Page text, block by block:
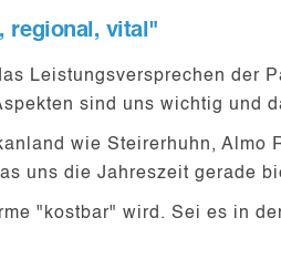
regional, vital"
Leistungsversprechen der
sind uns wichtig und
wie Steirerhuhn,
uns die Jahreszeit gerade
"kostbar" wird. Sei es in